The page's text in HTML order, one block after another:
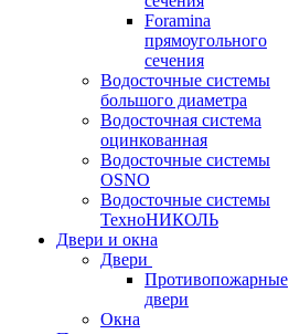
Foramina
прямоугольного
сечения
Водосточные системы
большого диаметра
Водосточная система
оцинкованная
Водосточные системы
OSNO
Водосточные системы
ТехноНИКОЛЬ
Двери и окна
Двери
Противопожарные
двери
Окна